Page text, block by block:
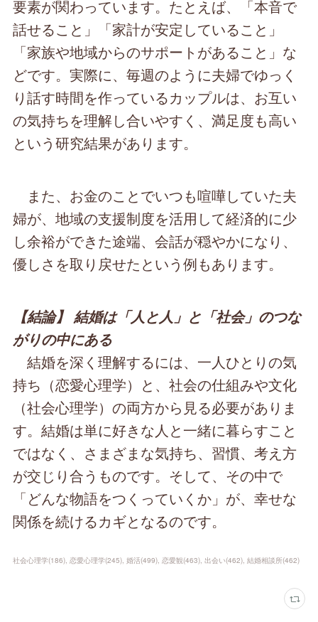
要素が関わっています。たとえば、「本音で
話せること」「家計が安定していること」
「家族や地域からのサポートがあること」な
どです。実際に、毎週のように夫婦でゆっく
り話す時間を作っているカップルは、お互い
の気持ちを理解し合いやすく、満足度も高い
という研究結果があります。
また、お金のことでいつも喧嘩していた夫
婦が、地域の支援制度を活用して経済的に少
し余裕ができた途端、会話が穏やかになり、
優しさを取り戻せたという例もあります。
【結論】 結婚は「人と人」と「社会」のつな
がりの中にある
結婚を深く理解するには、一人ひとりの気
持ち（恋愛心理学）と、社会の仕組みや文化
（社会心理学）の両方から見る必要がありま
す。結婚は単に好きな人と一緒に暮らすこと
ではなく、さまざまな気持ち、習慣、考え方
が交じり合うものです。そして、その中で
「どんな物語をつくっていくか」が、幸せな
関係を続けるカギとなるのです。
社会心理学(186) 恋愛心理学(245) 婚活(499) 恋愛観(463) 出会い(462) 結婚相談所(462)